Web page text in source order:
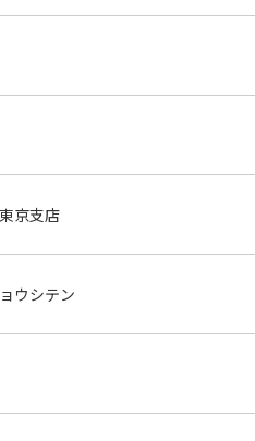
京支店
ウシテン